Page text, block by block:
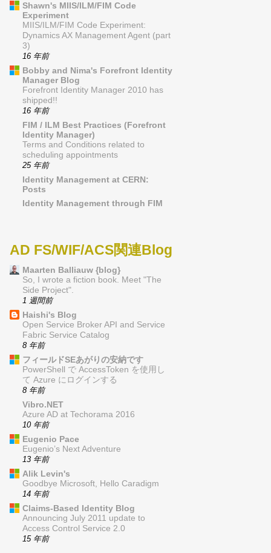
Shawn's MIIS/ILM/FIM Code
Experiment
MIIS/ILM/FIM Code Experiment:
Dynamics AX Management Agent (part
3)
16 年前
Bobby and Nima's Forefront Identity
Manager Blog
Forefront Identity Manager 2010 has
shipped!!
16 年前
FIM / ILM Best Practices (Forefront
Identity Manager)
Terms and Conditions related to
scheduling appointments
25 年前
Identity Management at CERN:
Posts
Identity Management through FIM
AD FS/WIF/ACS関連Blog
Maarten Balliauw {blog}
So, I wrote a fiction book. Meet "The
Side Project".
1 週間前
Haishi's Blog
Open Service Broker API and Service
Fabric Service Catalog
8 年前
フィールドSEあがりの安納です
PowerShell で AccessToken を使用し
て Azure にログインする
8 年前
Vibro.NET
Azure AD at Techorama 2016
10 年前
Eugenio Pace
Eugenio’s Next Adventure
13 年前
Alik Levin's
Goodbye Microsoft, Hello Caradigm
14 年前
Claims-Based Identity Blog
Announcing July 2011 update to
Access Control Service 2.0
15 年前